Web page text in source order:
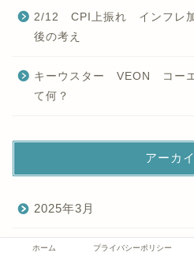
2/12 CPI上振れ インフレ加
後の考え
キーウスター VEON コー
て何？
アーカ
2025年3月
2025年2月
ホーム プライバシーポリシー